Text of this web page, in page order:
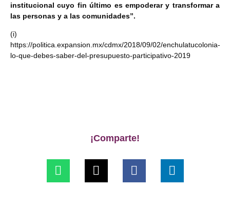
institucional cuyo fin último es empoderar y transformar a
las personas y a las comunidades”.
(i)
https://politica.expansion.mx/cdmx/2018/09/02/enchulatucolonia-
lo-que-debes-saber-del-presupuesto-participativo-2019
¡Comparte!